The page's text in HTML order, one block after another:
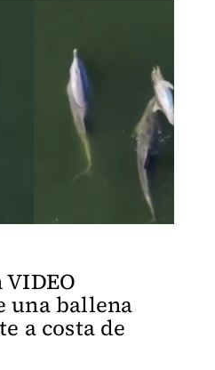
una ballena
a costa de